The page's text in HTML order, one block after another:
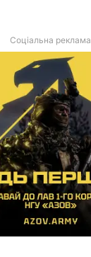
Соціальна реклама